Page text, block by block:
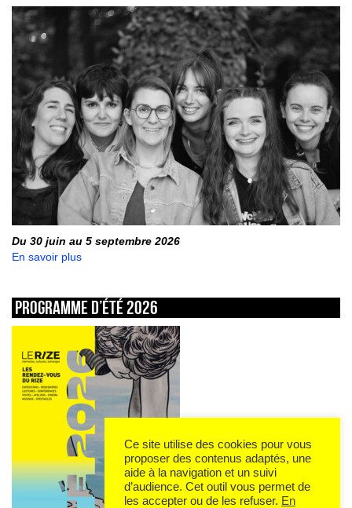
Du 30 juin au 5 septembre 2026
En savoir plus
Programme d’été 2026
Ce site utilise des cookies pour vous
proposer des contenus adaptés, une
aide à la navigation et un suivi
d’audience. Cet outil vous permet de
les accepter ou de les refuser. En